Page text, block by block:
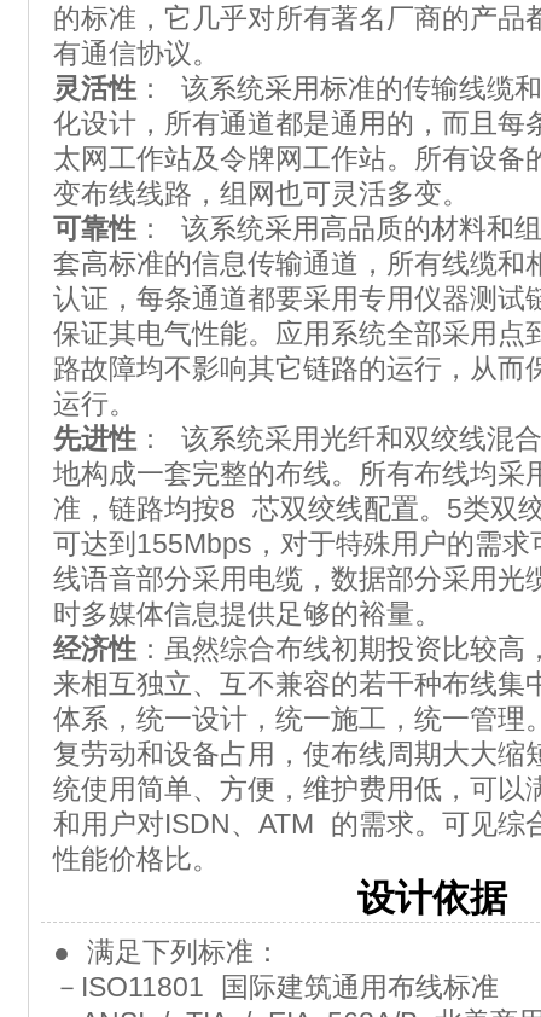
的标准，它几乎对所有著名厂商的产品
有通信协议。
灵活性 ： 该系统采用标准的传输线缆
化设计，所有通道都是通用的，而且每
太网工作站及令牌网工作站。所有设备
变布线线路，组网也可灵活多变。
可靠性 ： 该系统采用高品质的材料和
套高标准的信息传输通道，所有线缆和
认证，每条通道都要采用专用仪器测试
保证其电气性能。应用系统全部采用点
路故障均不影响其它链路的运行，从而
运行。
先进性 ： 该系统采用光纤和双绞线混
地构成一套完整的布线。所有布线均采
准，链路均按8 芯双绞线配置。5类双
可达到155Mbps，对于特殊用户的需
线语音部分采用电缆，数据部分采用光
时多媒体信息提供足够的裕量。
经济性 ：虽然综合布线初期投资比较
来相互独立、互不兼容的若干种布线集
体系，统一设计，统一施工，统一管理
复劳动和设备占用，使布线周期大大缩
统使用简单、方便，维护费用低，可以
和用户对ISDN、ATM 的需求。可见综
性能价格比。
设计依据
● 满足下列标准：
－ISO11801 国际建筑通用布线标准